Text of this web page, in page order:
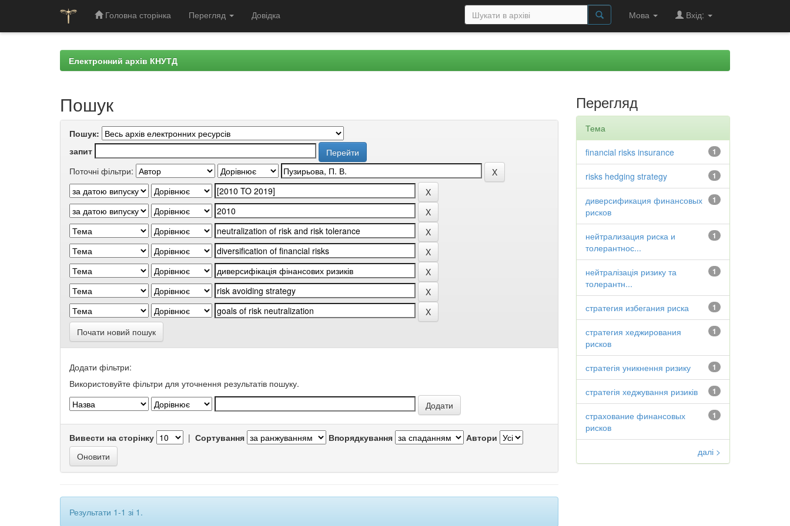
Головна сторінка Перегляд Довідка Мова Вхід:
Електронний архів КНУТД
Пошук
Пошук:
запит
Поточні фільтри:
Почати новий пошук
Додати фільтри:
Використовуйте фільтри для уточнення результатів пошуку.
Вивести на сторінку | Сортування Впорядкування Автори
Результати 1-1 зі 1.
Перегляд
Тема
1
financial risks insurance
1
risks hedging strategy
1
диверсификация финансовых
рисков
1
нейтрализация риска и
толерантнос...
1
нейтралізація ризику та
толерантн...
1
стратегия избегания риска
1
стратегия хеджирования
рисков
1
стратегія уникнення ризику
1
стратегія хеджування ризиків
1
страхование финансовых
рисков
далі >